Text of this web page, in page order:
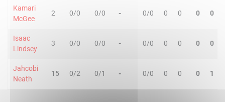
Kamari
McGee
2 0/0 0/0 - 0/0 0 0 0 0
Isaac
Lindsey
3 0/0 0/0 - 0/0 0 0 0 0
Jahcobi
Neath
15 0/2 0/1 - 0/0 0 0 0 1